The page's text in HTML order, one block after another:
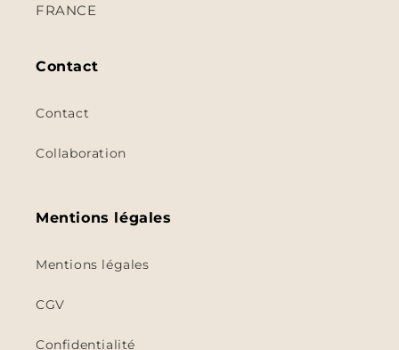
FRANCE
Contact
Contact
Collaboration
Mentions légales
Mentions légales
CGV
Confidentialité